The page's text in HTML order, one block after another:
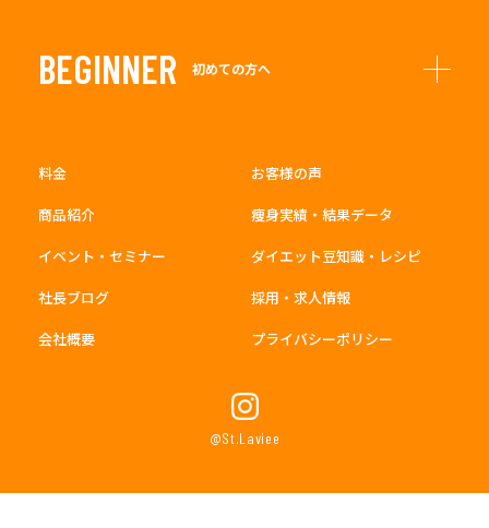
BEGINNER 初めての方へ
料金
お客様の声
商品紹介
痩身実績・結果データ
イベント・セミナー
ダイエット豆知識・レシピ
社長ブログ
採用・求人情報
会社概要
プライバシーポリシー
@St.Laviee